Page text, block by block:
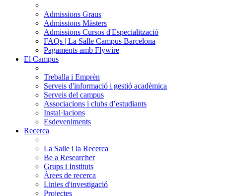
Admissions Graus
Admissions Màsters
Admissions Cursos d'Especialització
FAQs | La Salle Campus Barcelona
Pagaments amb Flywire
El Campus
Treballa i Emprèn
Serveis d'informació i gestió acadèmica
Serveis del campus
Associacions i clubs d’estudiants
Instal·lacions
Esdeveniments
Recerca
La Salle i la Recerca
Be a Researcher
Grups i Instituts
Àrees de recerca
Linies d'investigació
Projectes